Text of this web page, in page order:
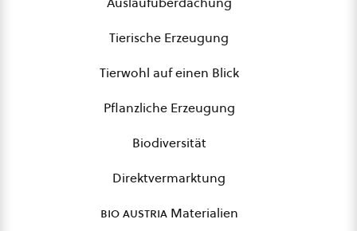
Tierische Erzeugung
Tierwohl auf einen Blick
Pflanzliche Erzeugung
Biodiversität
Direktvermarktung
bio austriaMaterialien